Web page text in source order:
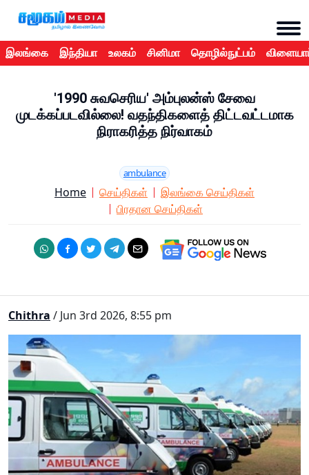
இலங்கை இந்தியா உலகம் சினிமா தொழில்நுட்பம்
'1990 சுவசெரிய' அம்புலன்ஸ் சேவை
முடக்கப்படவில்லை! வதந்திகளைத் திட்டவட்டமாக
நிராகரித்த நிர்வாகம்
ambulance
Home செய்திகள்
இலங்கை செய்திகள்
பிரதான செய்திகள்
Chithra / Jun 3rd 2026, 8:55 pm